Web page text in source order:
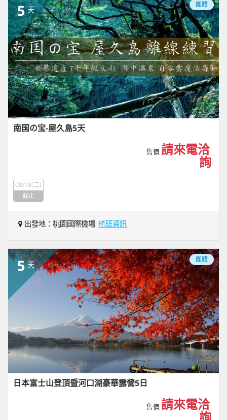
5 天
團體
南国の宝-屋久島5天
售價 請來電洽
詢
08/18(二)
截止
出發地：桃園國際機場 航班資訊
5 天
團體
日本富士山登頂暨河口湖豪華露營5日
售價 請來電洽
詢